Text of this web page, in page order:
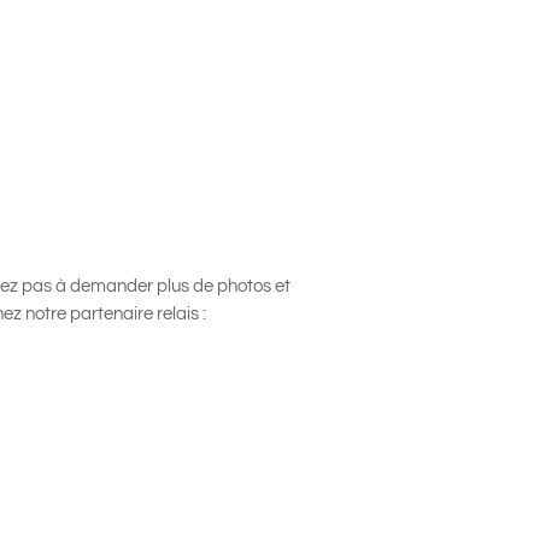
pas à demander plus de photos et
notre partenaire relais :